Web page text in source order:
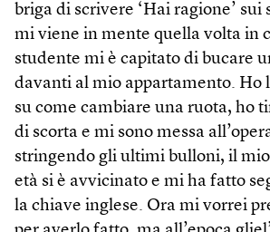
briga di scrivere ‘Hai ragione’ sui
mi viene in mente quella volta in
studente mi è capitato di bucare
davanti al mio appartamento. Ho
su come cambiare una ruota, ho
di scorta e mi sono messa
stringendo gli ultimi bulloni, il
età si è avvicinato e mi ha fatto
la chiave inglese. Ora mi vorrei